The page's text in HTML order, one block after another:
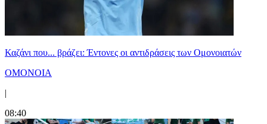
Καζάνι που... βράζει: Έντονες οι αντιδράσεις των Ομονοιατών
ΟΜΟΝΟΙΑ
|
08:40